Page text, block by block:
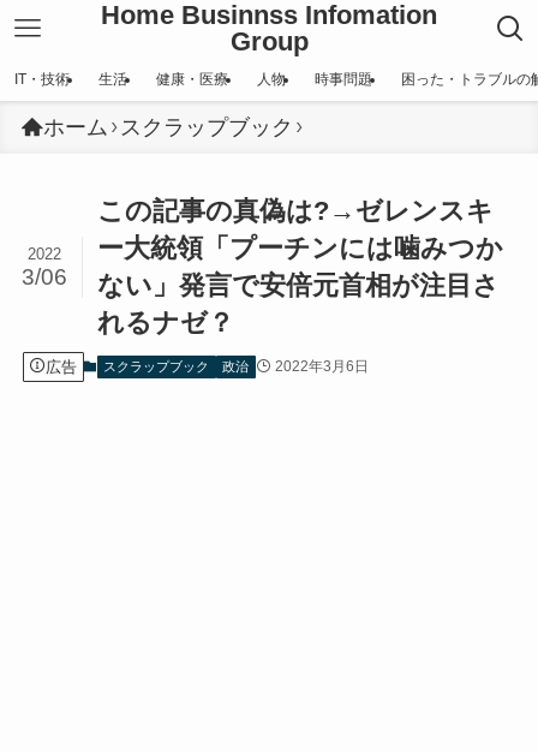
Home Businnss Infomation
Group
IT・技術 生活 健康・医療 人物 時事問題 困った・トラブルの
ホーム スクラップブック
この記事の真偽は?→ゼレンスキ
ー大統領「プーチンには噛みつか
ない」発言で安倍元首相が注目さ
れるナゼ？
2022
3/06
広告 スクラップブック 政治 2022年3月6日